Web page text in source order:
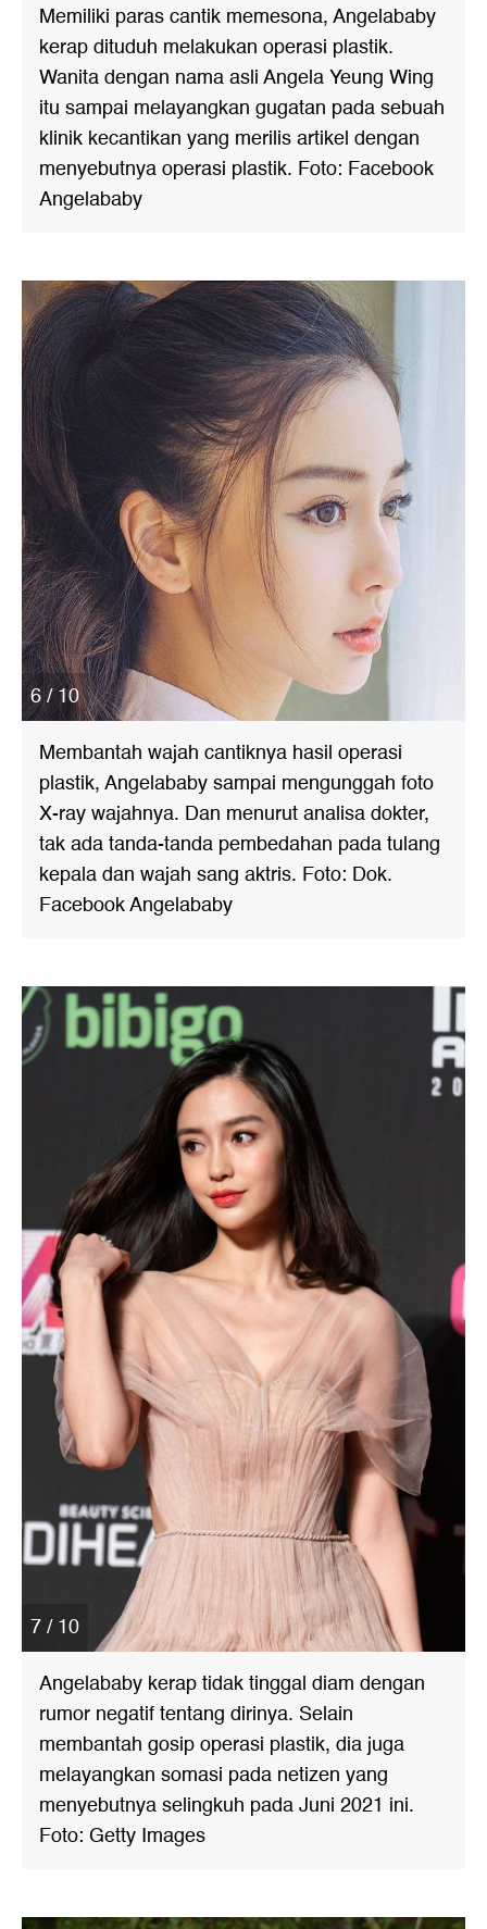
Memiliki paras cantik memesona, Angelababy
kerap dituduh melakukan operasi plastik.
Wanita dengan nama asli Angela Yeung Wing
itu sampai melayangkan gugatan pada sebuah
klinik kecantikan yang merilis artikel dengan
menyebutnya operasi plastik. Foto: Facebook
Angelababy
6 / 10
Membantah wajah cantiknya hasil operasi
plastik, Angelababy sampai mengunggah foto
X-ray wajahnya. Dan menurut analisa dokter,
tak ada tanda-tanda pembedahan pada tulang
kepala dan wajah sang aktris. Foto: Dok.
Facebook Angelababy
7 / 10
Angelababy kerap tidak tinggal diam dengan
rumor negatif tentang dirinya. Selain
membantah gosip operasi plastik, dia juga
melayangkan somasi pada netizen yang
menyebutnya selingkuh pada Juni 2021 ini.
Foto: Getty Images